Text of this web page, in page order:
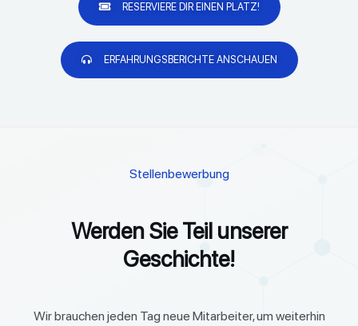
RESERVIERE DIR EINEN PLATZ!
ERFAHRUNGSBERICHTE ANSCHAUEN
Stellenbewerbung
Werden Sie Teil unserer
Geschichte!
Wir brauchen jeden Tag neue Mitarbeiter, um weiterhin